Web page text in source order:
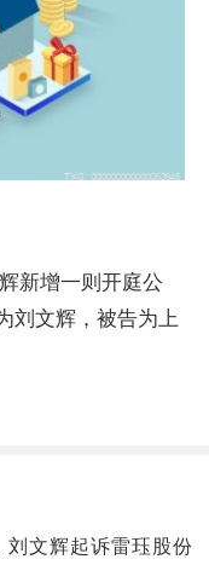
新增一则开庭公
刘文辉，被告为上
刘文辉起诉雷珏股份